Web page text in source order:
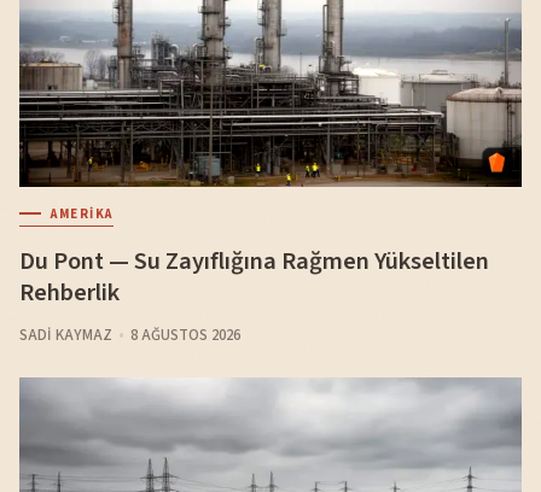
AMERIKA
Du Pont — Su Zayıflığına Rağmen Yükseltilen
Rehberlik
SADI KAYMAZ 8 AĞUSTOS 2026